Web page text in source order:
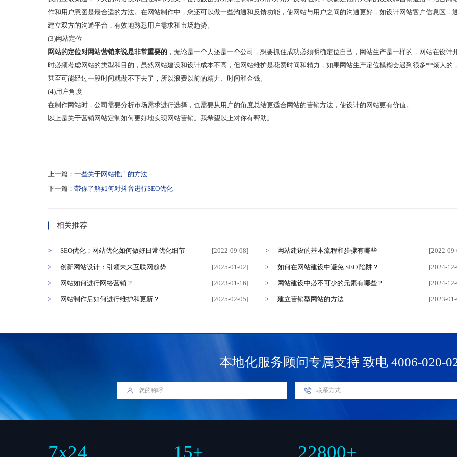
作和用户意图是最合适的方法。在网站制作中，您还可以做一些沟通和反馈功能，使网站与用户之间的沟通更好，如设计网站客户信息区，
建立双方的沟通平台，有效地熟悉用户需求和市场趋势。
(3)网站定位
网站的定位对网站营销来说是非常重要的 ，无论是一个人还是一个公司，想要抓住成功必须明确定位自己，网站生产是一样的，网站在设计
时必须考虑网站的类型和目的，虽然网站建设和设计成本不高，但网站维护是花费时间和精力，如果网站生产定位模糊会遇到很多**烦人的，
甚至可能经过一段时间就做不下去了，所以浪费以前的精力、时间和金钱。
(4)用户角度
在制作网站时，公司需要分析市场需求进行选择，也需要从用户的角度总结更适合网站的营销方法，使设计的网站更有价值。
以上是关于营销网站定制如何更好地实现网站营销。我希望以上对你有帮助。
上一篇：一些关于网站推广的方法
下一篇：带你了解如何对抖音进行SEO优化
相关推荐
SEO优化：网站优化如何做好日常优化细节 [2022-09-08] 网站建设的基本流程和步骤有哪些 [2022-
创新网站设计：引领未来互联网趋势 [2025-01-02] 如何在网站建设中避免 SEO 陷阱？ [2024-
网站如何进行网络营销？ [2023-01-16] 网站建设中必不可少的元素有哪些？ [2024-
网站制作后如何进行维护和更新？ [2025-02-05] 建立营销型网站的方法 [2023-
本地化服务顾问专属支持致电 4006-020-
7x24 15+ 22800+